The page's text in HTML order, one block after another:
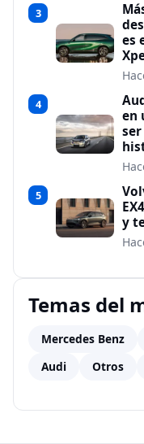
3
es
4
en
5
y
Temas del
Mercedes Benz
Audi
Otros